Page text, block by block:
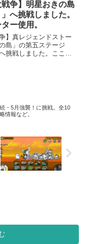
戦争】明星おきの島
へ挑戦しました。
ー使用。
】真レジェンドストー
島」の第五ステージ
挑戦しました。ここ
・5月強襲！に挑戦。全10
情報など。